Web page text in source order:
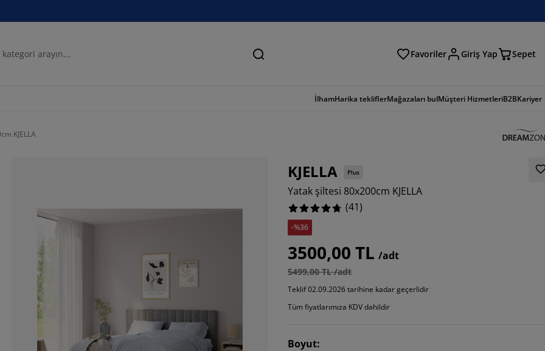
Ara Favoriler Giriş Yap Sepet
İlhamHarika tekliflerMağazaları bulMüşteri HizmetleriB2BKariyer
KJELLA
KJELLA Plus
Yatak şiltesi 80x200cm KJELLA
(41)
-%36
3500,00 TL /adt
5499,00 TL /adt
Teklif 02.09.2026 tarihine kadar geçerlidir
Tüm fiyatlarımıza KDV dahildir
Boyut:
2.4390243902439024%
4.878048780487805%